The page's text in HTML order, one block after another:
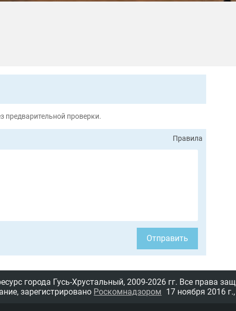
предварительной проверки.
Правила
Отправить
города Гусь-Хрустальный, 2009-2026 гг. Все права
зарегистрировано Роскомнадзором 17 ноября 2016 г.,